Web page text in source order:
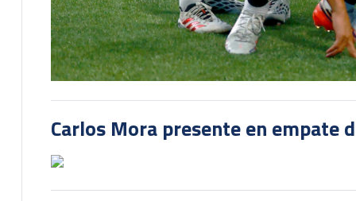
Carlos Mora presente en empate